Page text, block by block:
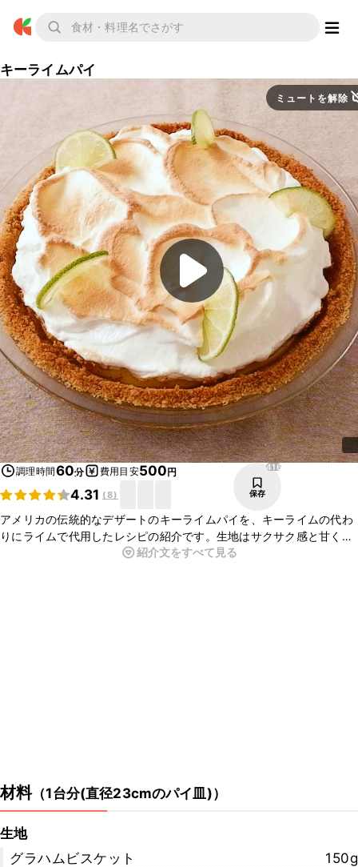
キーライムパイ
ミュートを解除
調理時間60分 費用目安500円
4.31 (8)
416
保存
アメリカの伝統的なデザートのキーライムパイを、キーライムの代わ
りにライムで代用したレシピの紹介です。生地はサクサク感と甘くて
クリームの酸味と合い、止まらないおいしさです。ティータイムにぜ
紹介文をすべて見る
材料（1台分(直径23cmのパイ皿)）
生地
グラハムビスケット
150g